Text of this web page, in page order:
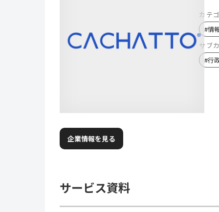
カテ
#情
サブ
#行
企業情報を見る
サービス資料